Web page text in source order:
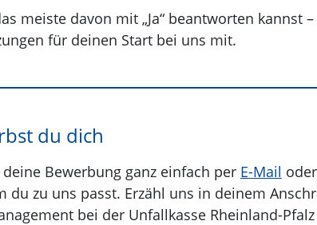
meiste davon mit „Ja“ beantworten kannst
für deinen Start bei uns mit.
du dich
deine Bewerbung ganz einfach per E-Mail
du zu uns passt. Erzähl uns in deinem
bei der Unfallkasse Rheinland-